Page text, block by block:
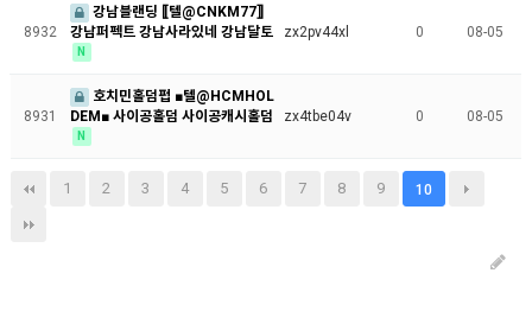
8932
강남블랜딩 ⟦텔@CNKM77⟧
강남퍼펙트 강남사라있네 강남달토
N
zx2pv44xl 0 08-05
8931
호치민홀덤펍 ■텔@HCMHOL
DEM■ 사이공홀덤 사이공캐시홀덤
N
zx4tbe04v 0 08-05
1 2 3 4 5 6 7 8 9 10